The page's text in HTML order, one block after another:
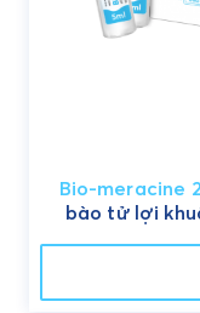
Bio-meracine
bào tử lợi